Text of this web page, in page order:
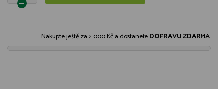
Nakupte ještě za2 000 Kča dostaneteDOPRAVU ZDARMA.